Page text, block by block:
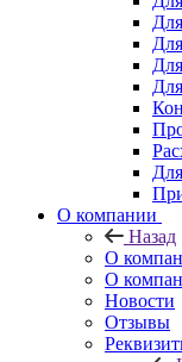
О компании
Назад
О
О
Новости
Отзывы